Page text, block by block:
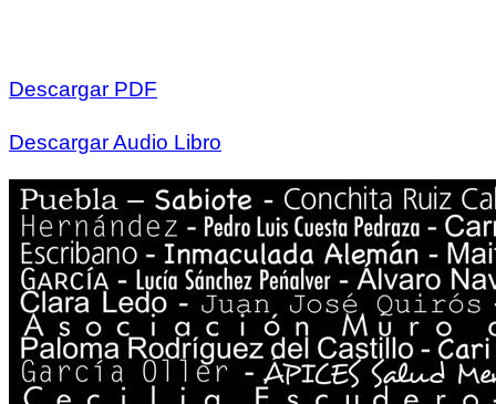
Descargar PDF
Descargar Audio Libro